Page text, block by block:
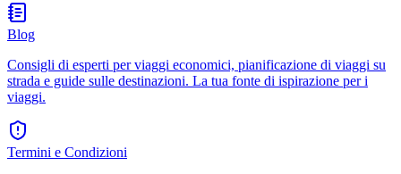
Blog
Consigli di esperti per viaggi economici, pianificazione di viaggi su
strada e guide sulle destinazioni. La tua fonte di ispirazione per i
viaggi.
Termini e Condizioni